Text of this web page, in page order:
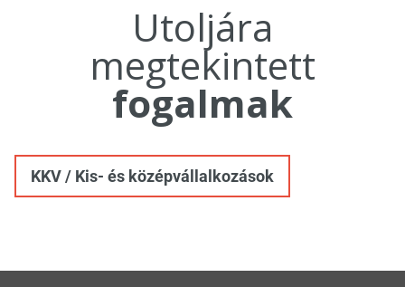
Utoljára
megtekintett
fogalmak
KKV / Kis- és középvállalkozások